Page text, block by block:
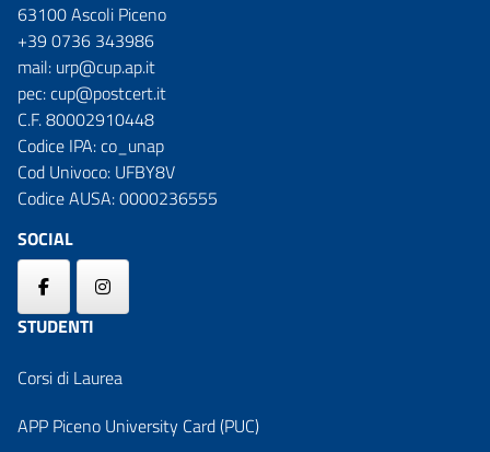
63100 Ascoli Piceno
+39 0736 343986
mail: urp@cup.ap.it
pec:cup@postcert.it
C.F. 80002910448
Codice IPA: co_unap
Cod Univoco: UFBY8V
Codice AUSA: 0000236555
SOCIAL
STUDENTI
Corsi di Laurea
APP Piceno University Card (PUC)